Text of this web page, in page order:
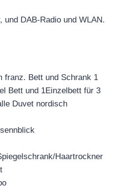
und DAB-Radio und WLAN.
franz. Bett und Schrank 1
Bett und 1Einzelbett für 3
Duvet nordisch
Haartrockner